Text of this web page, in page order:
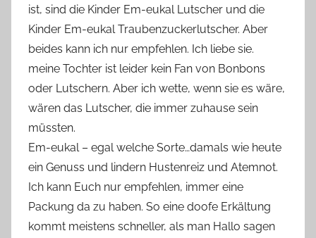
ist, sind die Kinder Em-eukal Lutscher und die
Kinder Em-eukal Traubenzuckerlutscher. Aber
beides kann ich nur empfehlen. Ich liebe sie.
meine Tochter ist leider kein Fan von Bonbons
oder Lutschern. Aber ich wette, wenn sie es wäre,
wären das Lutscher, die immer zuhause sein
müssten.
Em-eukal – egal welche Sorte…damals wie heute
ein Genuss und lindern Hustenreiz und Atemnot.
Ich kann Euch nur empfehlen, immer eine
Packung da zu haben. So eine doofe Erkältung
kommt meistens schneller, als man Hallo sagen